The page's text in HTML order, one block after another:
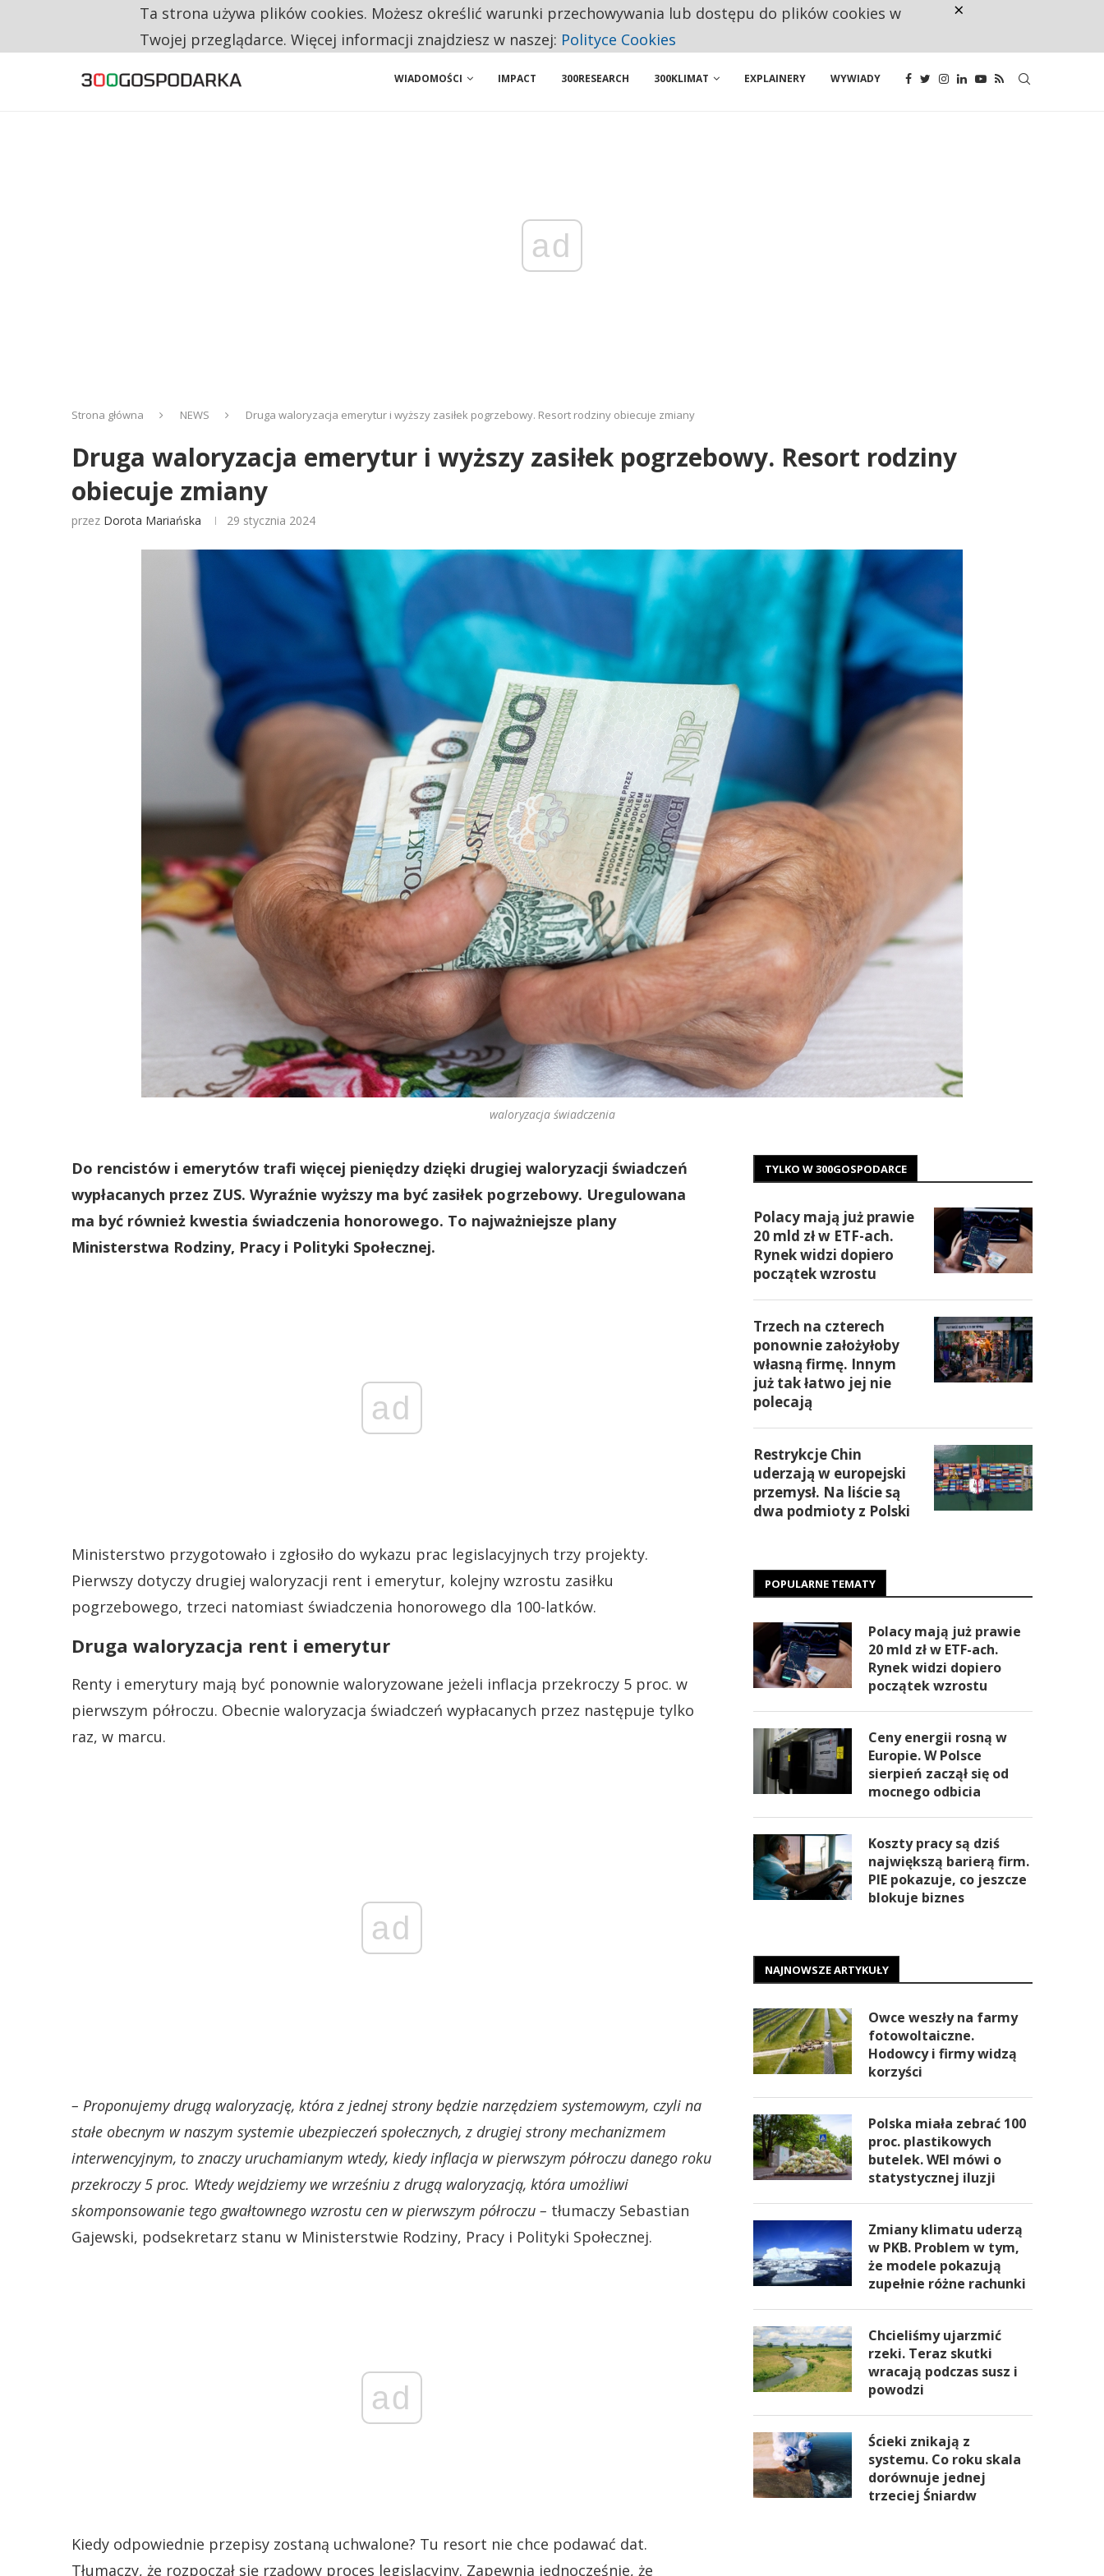
RESTRYKCJE CHIN UDERZAJĄ W EUROPEJSKI PRZEMYSŁ. NA LIŚCIE SĄ DWA PODMIOTY Z POLSKI
WIADOMOŚCI IMPACT 300RESEARCH 300KLIMAT EXPLAINERY WYWIADY
ad
Strona główna NEWS Druga waloryzacja emerytur i wyższy zasiłek pogrzebowy. Resort rodziny obiecuje zmiany
Druga waloryzacja emerytur i wyższy zasiłek pogrzebowy. Resort rodziny
obiecuje zmiany
przez Dorota Mariańska 29 stycznia 2024
waloryzacja świadczenia
Do rencistów i emerytów trafi więcej pieniędzy dzięki drugiej waloryzacji świadczeń
wypłacanych przez ZUS. Wyraźnie wyższy ma być zasiłek pogrzebowy. Uregulowana
ma być również kwestia świadczenia honorowego. To najważniejsze plany
Ministerstwa Rodziny, Pracy i Polityki Społecznej.
ad
Ministerstwo przygotowało i zgłosiło do wykazu prac legislacyjnych trzy projekty.
Pierwszy dotyczy drugiej waloryzacji rent i emerytur, kolejny wzrostu zasiłku
pogrzebowego, trzeci natomiast świadczenia honorowego dla 100-latków.
Druga waloryzacja rent i emerytur
Renty i emerytury mają być ponownie waloryzowane jeżeli inflacja przekroczy 5 proc. w
pierwszym półroczu. Obecnie waloryzacja świadczeń wypłacanych przez następuje tylko
raz, w marcu.
ad
– Proponujemy drugą waloryzację, która z jednej strony będzie narzędziem systemowym, czyli na
stałe obecnym w naszym systemie ubezpieczeń społecznych, z drugiej strony mechanizmem
interwencyjnym, to znaczy uruchamianym wtedy, kiedy inflacja w pierwszym półroczu danego roku
przekroczy 5 proc. Wtedy wejdziemy we wrześniu z drugą waloryzacją, która umożliwi
skomponsowanie tego gwałtownego wzrostu cen w pierwszym półroczu – tłumaczy Sebastian
Gajewski, podsekretarz stanu w Ministerstwie Rodziny, Pracy i Polityki Społecznej.
ad
Kiedy odpowiednie przepisy zostaną uchwalone? Tu resort nie chce podawać dat.
Tłumaczy, że rozpoczął się rządowy proces legislacyjny. Zapewnia jednocześnie, że
TYLKO W 300GOSPODARCE
Polacy mają już prawie
20 mld zł w ETF-ach.
Rynek widzi dopiero
początek wzrostu
Trzech na czterech
ponownie założyłoby
własną firmę. Innym
już tak łatwo jej nie
polecają
Restrykcje Chin
uderzają w europejski
przemysł. Na liście są
dwa podmioty z Polski
POPULARNE TEMATY
Polacy mają już prawie
20 mld zł w ETF-ach.
Rynek widzi dopiero
początek wzrostu
Ceny energii rosną w
Europie. W Polsce
sierpień zaczął się od
mocnego odbicia
Koszty pracy są dziś
największą barierą firm.
PIE pokazuje, co jeszcze
blokuje biznes
NAJNOWSZE ARTYKUŁY
Owce weszły na farmy
fotowoltaiczne.
Hodowcy i firmy widzą
korzyści
Polska miała zebrać 100
proc. plastikowych
butelek. WEI mówi o
statystycznej iluzji
Zmiany klimatu uderzą
w PKB. Problem w tym,
że modele pokazują
zupełnie różne rachunki
Chcieliśmy ujarzmić
rzeki. Teraz skutki
wracają podczas susz i
powodzi
Ścieki znikają z
systemu. Co roku skala
dorównuje jednej
trzeciej Śniardw
Ta strona używa plików cookies. Możesz określić warunki przechowywania lub dostępu do plików cookies w
Twojej przeglądarce. Więcej informacji znajdziesz w naszej: Polityce Cookies
×